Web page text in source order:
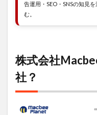
Macbee
Planet
Macbee
Planet
の将来
式会社
告運用・SEO・SNSの知見
む。
株式会社
社？